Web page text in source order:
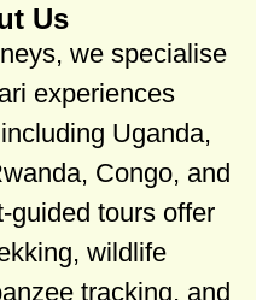
Us
we specialise
experiences
Uganda,
Congo, and
guided tours offer
wildlife
tracking, and